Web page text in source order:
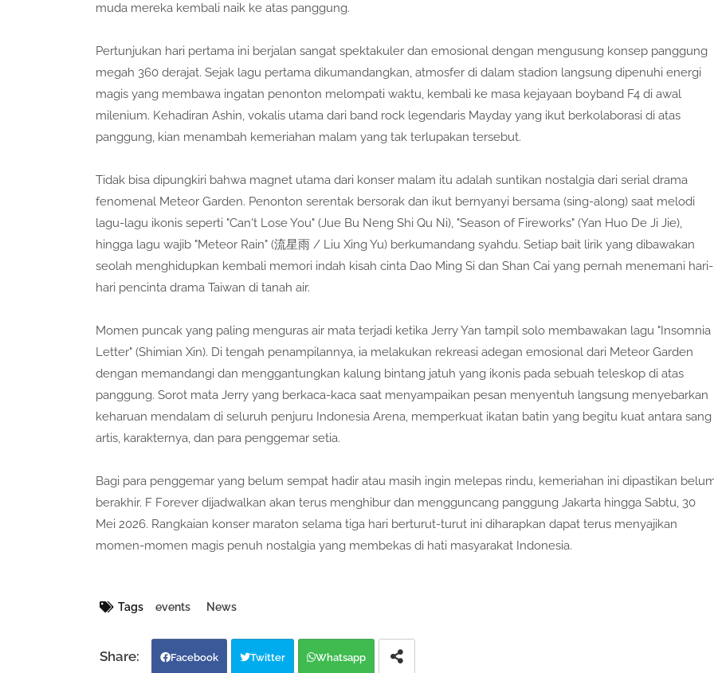
muda mereka kembali naik ke atas panggung.
Pertunjukan hari pertama ini berjalan sangat spektakuler dan emosional dengan mengusung konsep panggung
megah 360 derajat. Sejak lagu pertama dikumandangkan, atmosfer di dalam stadion langsung dipenuhi energi
magis yang membawa ingatan penonton melompati waktu, kembali ke masa kejayaan boyband F4 di awal
milenium. Kehadiran Ashin, vokalis utama dari band rock legendaris Mayday yang ikut berkolaborasi di atas
panggung, kian menambah kemeriahan malam yang tak terlupakan tersebut.
Tidak bisa dipungkiri bahwa magnet utama dari konser malam itu adalah suntikan nostalgia dari serial drama
fenomenal Meteor Garden. Penonton serentak bersorak dan ikut bernyanyi bersama (sing-along) saat melodi
lagu-lagu ikonis seperti "Can't Lose You" (Jue Bu Neng Shi Qu Ni), "Season of Fireworks" (Yan Huo De Ji Jie),
hingga lagu wajib "Meteor Rain" (流星雨 / Liu Xing Yu) berkumandang syahdu. Setiap bait lirik yang dibawakan
seolah menghidupkan kembali memori indah kisah cinta Dao Ming Si dan Shan Cai yang pernah menemani hari-
hari pencinta drama Taiwan di tanah air.
Momen puncak yang paling menguras air mata terjadi ketika Jerry Yan tampil solo membawakan lagu "Insomnia
Letter" (Shimian Xin). Di tengah penampilannya, ia melakukan rekreasi adegan emosional dari Meteor Garden
dengan memandangi dan menggantungkan kalung bintang jatuh yang ikonis pada sebuah teleskop di atas
panggung. Sorot mata Jerry yang berkaca-kaca saat menyampaikan pesan menyentuh langsung menyebarkan
keharuan mendalam di seluruh penjuru Indonesia Arena, memperkuat ikatan batin yang begitu kuat antara sang
artis, karakternya, dan para penggemar setia.
Bagi para penggemar yang belum sempat hadir atau masih ingin melepas rindu, kemeriahan ini dipastikan
berakhir. F Forever dijadwalkan akan terus menghibur dan mengguncang panggung Jakarta hingga Sabtu, 30
Mei 2026. Rangkaian konser maraton selama tiga hari berturut-turut ini diharapkan dapat terus menyajikan
momen-momen magis penuh nostalgia yang membekas di hati masyarakat Indonesia.
Tags events News
Facebook Twitter Whatsapp